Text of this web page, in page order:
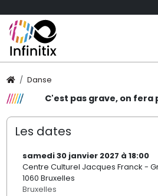
Danse
C'est pas grave, on fera
Les dates
samedi 30 janvier 2027 à 18:00
Centre Culturel Jacques Franck -
1060 Bruxelles
Bruxelles